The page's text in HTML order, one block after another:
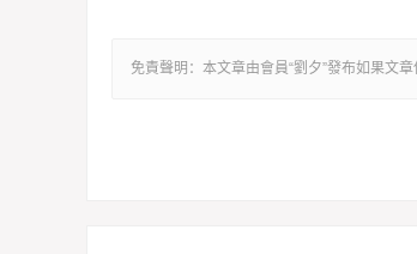
免責聲明：本文章由會員“劉夕”發布如果文